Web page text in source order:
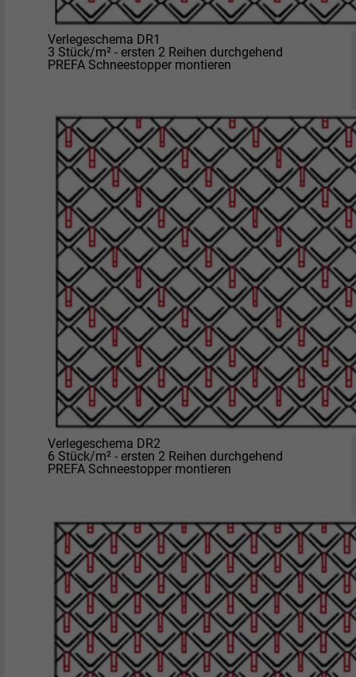
Verlegeschema DR1
3 Stück/m² - ersten 2 Reihen durchgehend
PREFA Schneestopper montieren
Verlegeschema DR2
6 Stück/m² - ersten 2 Reihen durchgehend
PREFA Schneestopper montieren